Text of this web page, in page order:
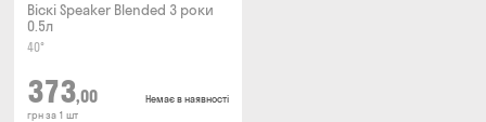
Віскі Speaker Blended 3 роки
0.5л
40°
373,00
грн за 1 шт
Немає в наявності